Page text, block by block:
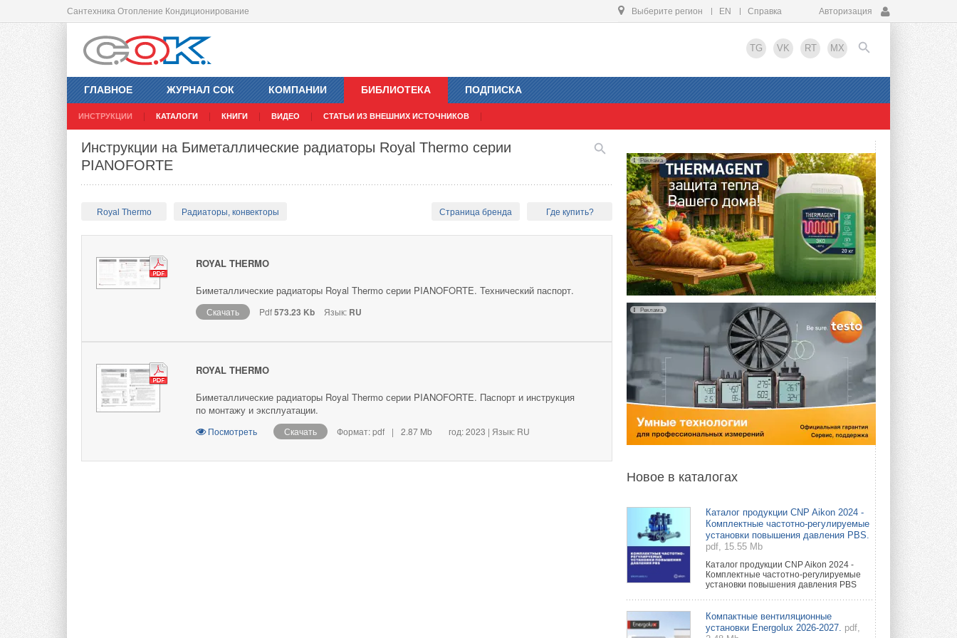
Сантехника Отопление Кондиционирование Выберите регион EN Справка Авторизация
TG VK RT MX
ГЛАВНОЕ ЖУРНАЛ СОК КОМПАНИИ БИБЛИОТЕКА
ИНСТРУКЦИИ КАТАЛОГИ КНИГИ ВИДЕО СТАТЬИ ИЗ ВНЕШНИХ ИСТОЧНИКОВ
ПОДПИСКА
EN
Инструкции на Биметаллические радиаторы Royal Thermo серии
PIANOFORTE
Royal Thermo Радиаторы, конвекторы Страница бренда Где купить?
ROYAL THERMO
Биметаллические радиаторы Royal Thermo серии PIANOFORTE. Технический паспорт.
Скачать Pdf573.23 Kb Язык: RU
ROYAL THERMO
Биметаллические радиаторы Royal Thermo серии PIANOFORTE. Паспорт и инструкция
по монтажу и эксплуатации.
Посмотреть Скачать Формат: pdf | 2.87 Mb год: 2023 | Язык: RU
Реклама
Реклама
Новое в каталогах
Каталог продукции CNP Aikon 2024 -
Комплектные частотно-регулируемые
установки повышения давления PBS.
pdf, 15.55 Mb
Каталог продукции CNP Aikon 2024 -
Комплектные частотно-регулируемые
установки повышения давления PBS
Компактные вентиляционные
установки Energolux 2026-2027. pdf,